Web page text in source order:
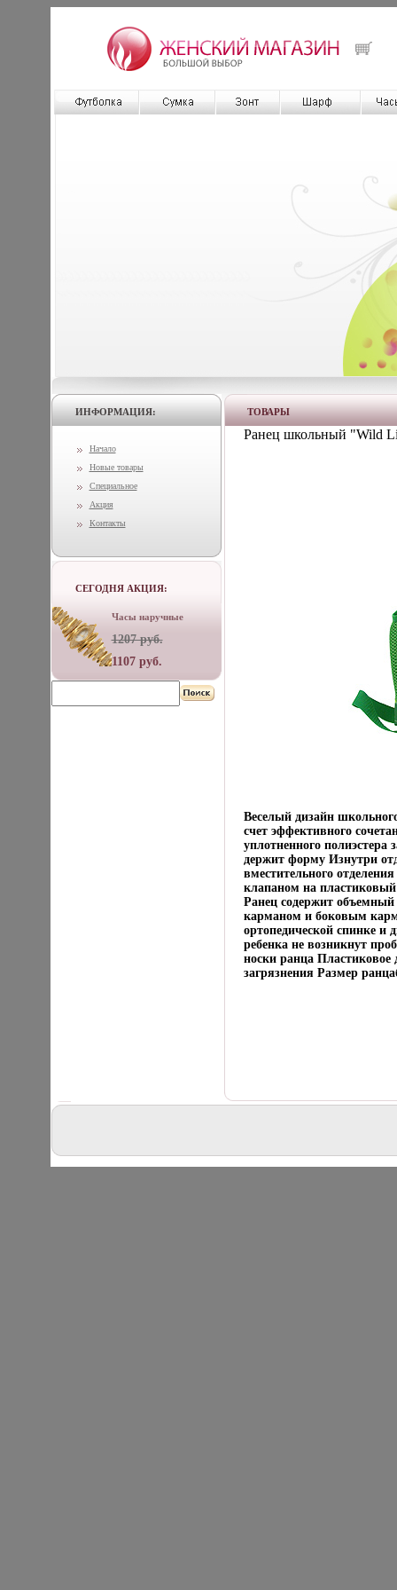
ИНФОРМАЦИЯ:
Начало
Новые товары
Специальное
Акция
Контакты
СЕГОДНЯ АКЦИЯ:
Часы наручные
1207 руб.
1107 руб.
ТОВАРЫ
Ранец школьный "Wild
Веселый дизайн
счет эффективного
уплотненного полиэстера
держит форму Изнутри
вместительного
клапаном на
Ранец содержит
карманом и боковым
ортопедической спинке
ребенка не возникнут
носки ранца Пластиковое
загрязнения Размер